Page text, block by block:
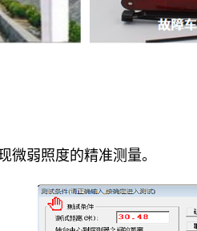
微弱照度的精准测量。